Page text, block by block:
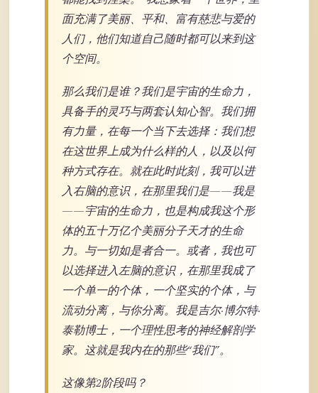
面充满了美丽、平和、富有慈悲与爱的
人们，他们知道自己随时都可以来到这
个空间。
那么我们是谁？我们是宇宙的生命力，
具备手的灵巧与两套认知心智。我们拥
有力量，在每一个当下去选择：我们想
在这世界上成为什么样的人，以及以何
种方式存在。就在此时此刻，我可以进
入右脑的意识，在那里我们是——我是
——宇宙的生命力，也是构成我这个形
体的五十万亿个美丽分子天才的生命
力。与一切如是者合一。或者，我也可
以选择进入左脑的意识，在那里我成了
一个单一的个体，一个坚实的个体，与
流动分离，与你分离。我是吉尔·博尔特·
泰勒博士，一个理性思考的神经解剖学
家。这就是我内在的那些“我们”。
这像第2阶段吗？